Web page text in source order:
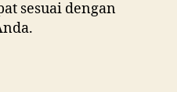
sesuai dengan